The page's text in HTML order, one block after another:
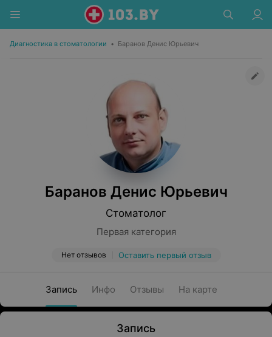
Диагностика в стоматологии • Баранов Денис Юрьевич
Баранов Денис Юрьевич
Стоматолог
Первая категория
Нет отзывов Оставить первый отзыв
Запись Инфо Отзывы На карте
Запись